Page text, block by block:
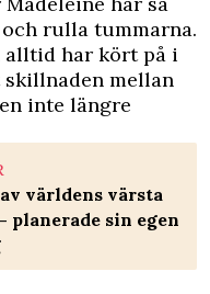
rulla tummarna.
har kört på i
mellan
inte längre
världens värsta
planerade sin egen